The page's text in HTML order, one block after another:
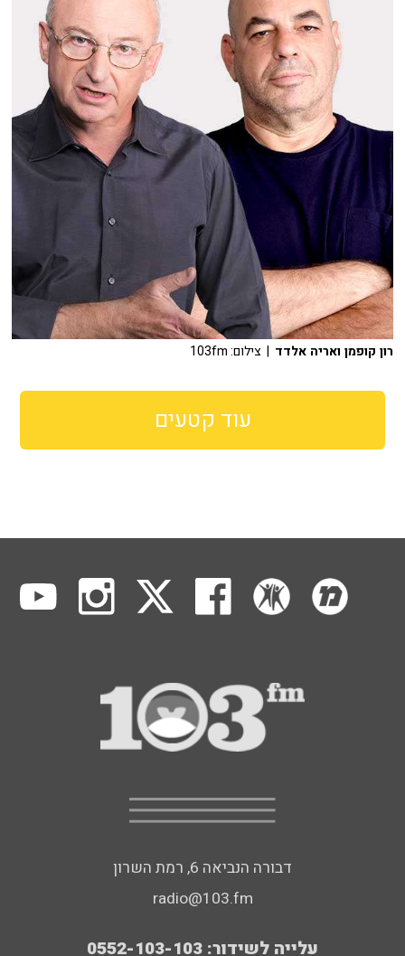
רון קופמן ואריה אלדד | צילום: 103fm
עוד קטעים
דבורה הנביאה 6, רמת השרון
radio@103.fm
עלייה לשידור: 0552-103-103